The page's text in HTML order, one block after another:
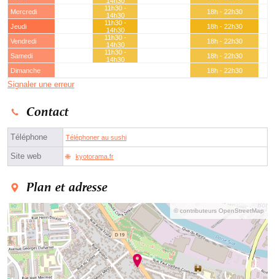
Mercredi
11h30 -
14h30
18h - 22h30
Jeudi
11h30 -
14h30
18h - 22h30
Vendredi
11h30 -
14h30
18h - 22h30
Samedi
11h30 -
14h30
18h - 22h30
Dimanche
18h - 22h30
Signaler une erreur
Contact
Téléphone Téléphoner au sushi
Site web kyotorama.fr
Plan et adresse
© contributeurs OpenStreetMap